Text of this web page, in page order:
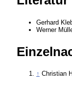
Gerhard
Werner
↑ Christian